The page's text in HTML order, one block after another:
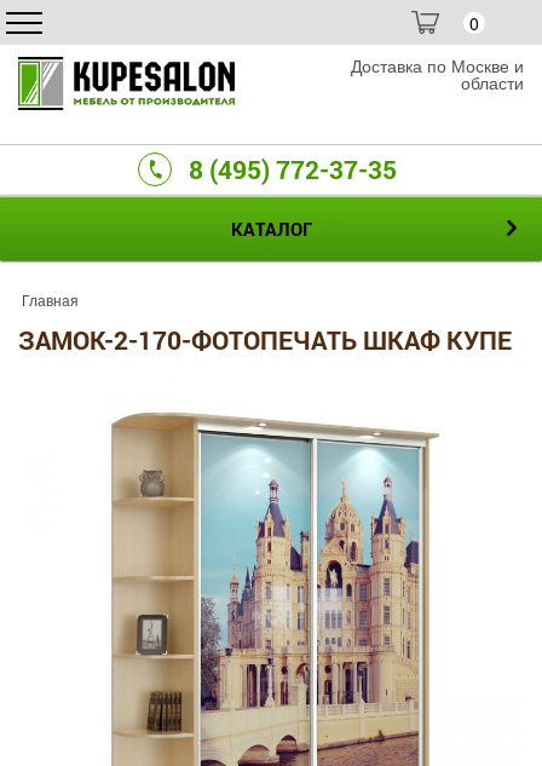
0
Доставка по Москве и
области
8 (495) 772-37-35
КАТАЛОГ
Главная
ЗАМОК-2-170-ФОТОПЕЧАТЬ ШКАФ КУПЕ